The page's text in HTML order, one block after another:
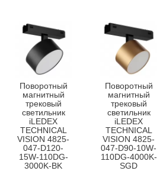
Поворотный
магнитный
трековый
светильник
iLEDEX
TECHNICAL
VISION 4825-
047-D120-
15W-110DG-
3000K-BK
Поворотный
магнитный
трековый
светильник
iLEDEX
TECHNICAL
VISION 4825-
047-D90-10W-
110DG-4000K-
SGD